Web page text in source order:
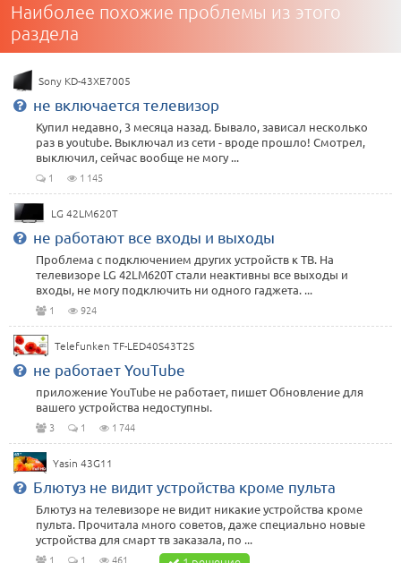
Наиболее похожие проблемы из этого
раздела
Sony KD-43XE7005
не включается телевизор
Купил недавно, 3 месяца назад. Бывало, зависал несколько
раз в youtube. Выключал из сети - вроде прошло! Смотрел,
выключил, сейчас вообще не могу ...
1 1 145
LG 42LM620T
не работают все входы и выходы
Проблема с подключением других устройств к ТВ. На
телевизоре LG 42LM620T стали неактивны все выходы и
входы, не могу подключить ни одного гаджета. ...
1 924
Telefunken TF-LED40S43T2S
не работает YouTube
приложение YouTube не работает, пишет Обновление для
вашего устройства недоступны.
3 1 1 744
Yasin 43G11
Блютуз не видит устройства кроме пульта
Блютуз на телевизоре не видит никакие устройства кроме
пульта. Прочитала много советов, даже специально новые
устройства для смарт тв заказала, по ...
1 1 461